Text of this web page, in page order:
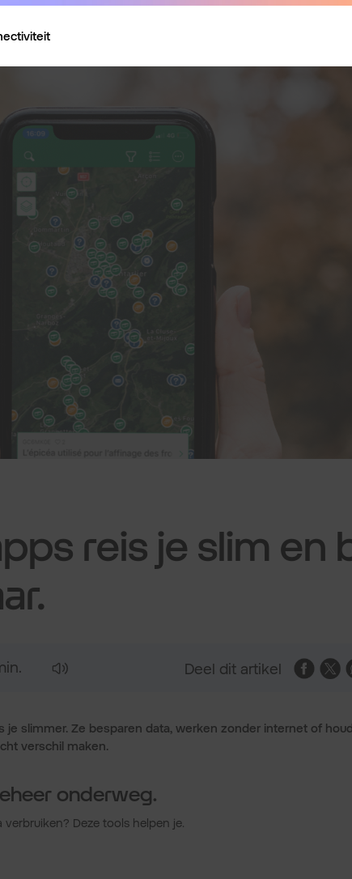
reis je slim en
Deel dit artikel
je slimmer. Ze besparen data, werken zonder internet of
verschil maken.
onderweg.
Deze tools helpen je.